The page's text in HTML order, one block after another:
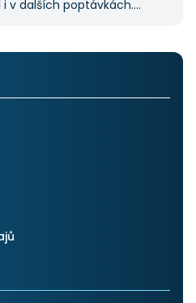
v dalších poptávkách.